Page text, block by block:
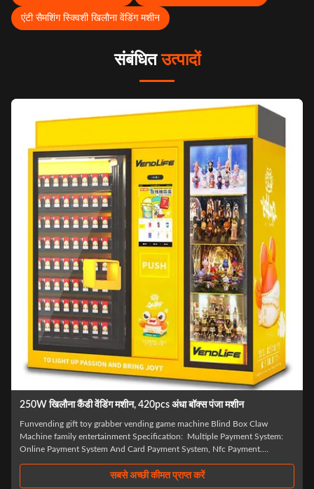
एंटी सैमशिंग स्क्विशी खिलौना वेंडिंग मशीन
संबंधितउत्पादों
एमडीबी सिस्टम कैंडी गंबल खिलौना वेंडिंग मशीनें 0.25KW 60HZ आवृत्ति
Automatic Prize Gifts Vending Machine Kiosks Gift Card Lucky Box
Mystery Blind Wrap Vending Machine For Gifts -Sindron – A Premium
Vending Machine Manufacturer -Sindron, has more than 10 years
edge technology to the smart retail ...सबसे अच्छी कीमत प्राप्त करें